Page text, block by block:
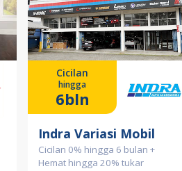
Cicilan
hingga
6bln
Indra Variasi Mobil
Cicilan 0% hingga 6 bulan +
Hemat hingga 20% tukar